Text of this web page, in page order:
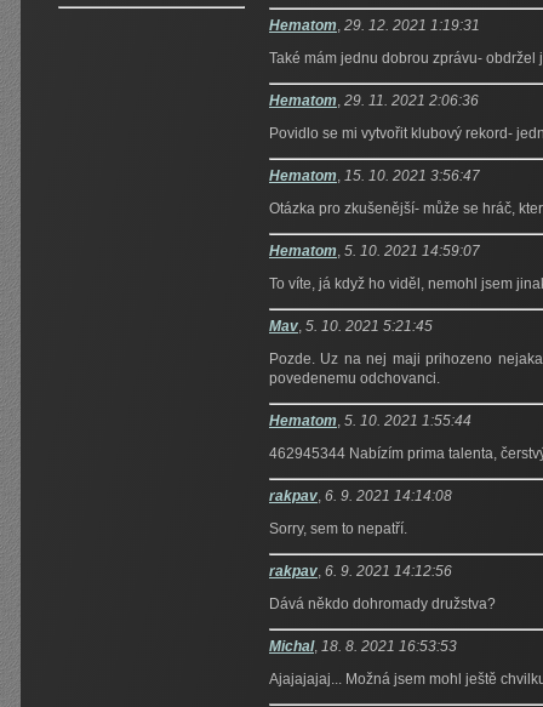
Hematom, 29. 12. 2021 1:19:31
Také mám jednu dobrou zprávu-
Hematom, 29. 11. 2021 2:06:36
Povidlo se mi vytvořit klubový rekord-
Hematom, 15. 10. 2021 3:56:47
Otázka pro zkušenější- může se hráč,
Hematom, 5. 10. 2021 14:59:07
To víte, já když ho viděl, nemohl jsem
Mav, 5. 10. 2021 5:21:45
Pozde. Uz na nej maji prihozeno
povedenemu odchovanci.
Hematom, 5. 10. 2021 1:55:44
462945344 Nabízím prima talenta,
rakpav, 6. 9. 2021 14:14:08
Sorry, sem to nepatří.
rakpav, 6. 9. 2021 14:12:56
Dává někdo dohromady družstva?
Michal, 18. 8. 2021 16:53:53
Ajajajajaj... Možná jsem mohl ještě